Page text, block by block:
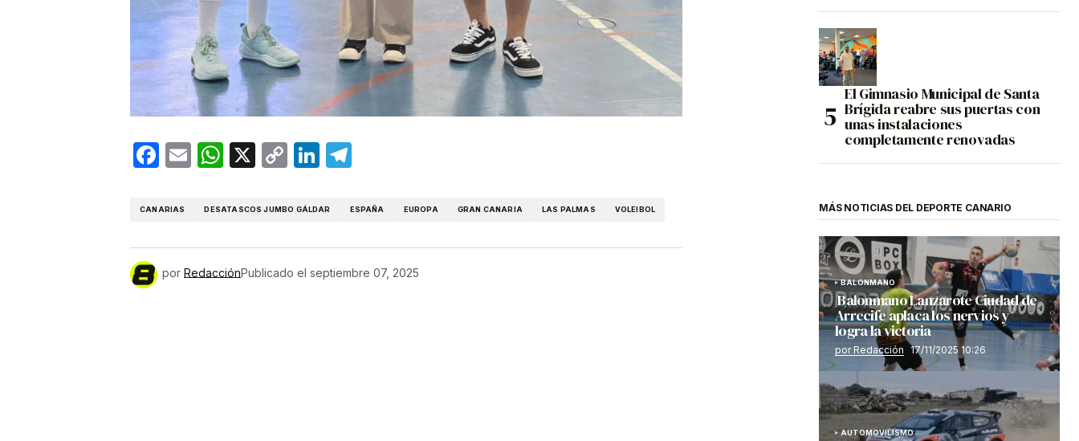
Facebook
EmailWhatsApp
X
CopyLinkedIn
CANARIAS DESATASCOS JUMBO GÁLDAR ESPAÑA EUROPA GRAN CANARIA LAS PALMAS VOLEIBOL
por RedacciónPublicado el septiembre 07, 2025
El Gimnasio Municipal de Santa
Brígida reabre sus puertas con
unas instalaciones
completamente renovadas
MÁS NOTICIAS DEL DEPORTE CANARIO
BALONMANO
Balonmano Lanzarote Ciudad de
Arrecife aplaca los nervios y
logra la victoria
por Redacción 17/11/2025 10:26
AUTOMOVILISMO